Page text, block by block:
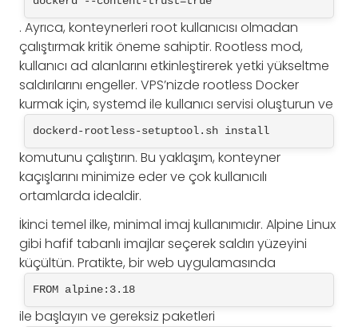
. Ayrıca, konteynerleri root kullanıcısı olmadan
çalıştırmak kritik öneme sahiptir. Rootless mod,
kullanıcı ad alanlarını etkinleştirerek yetki yükseltme
saldırılarını engeller. VPS’nizde rootless Docker
kurmak için, systemd ile kullanıcı servisi oluşturun ve
dockerd-rootless-setuptool.sh install
komutunu çalıştırın. Bu yaklaşım, konteyner
kaçışlarını minimize eder ve çok kullanıcılı
ortamlarda idealdir.
İkinci temel ilke, minimal imaj kullanımıdır. Alpine Linux
gibi hafif tabanlı imajlar seçerek saldırı yüzeyini
küçültün. Pratikte, bir web uygulamasında
FROM alpine:3.18
ile başlayın ve gereksiz paketleri